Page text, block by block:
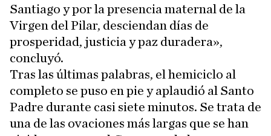
Santiago y por la presencia maternal de la
Virgen del Pilar, desciendan días de
prosperidad, justicia y paz duradera»,
concluyó.
Tras las últimas palabras, el hemiciclo al
completo se puso en pie y aplaudió al Santo
Padre durante casi siete minutos. Se trata de
una de las ovaciones más largas que se han